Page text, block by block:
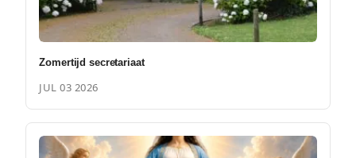
Zomertijd secretariaat
JUL 03 2026